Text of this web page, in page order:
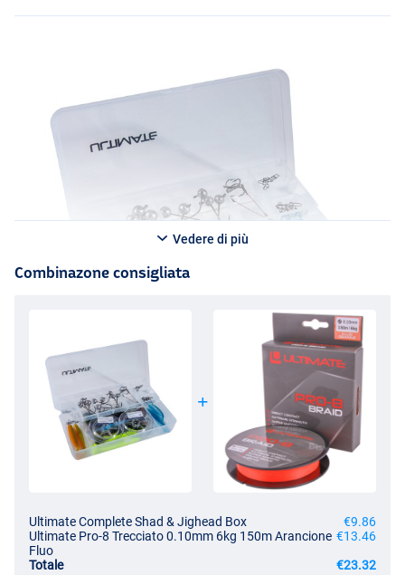
Vedere di più
Combinazone consigliata
Ultimate Complete Shad & Jighead Box
€9.86
Ultimate Pro-8 Trecciato 0.10mm 6kg 150m Arancione
Fluo
€13.46
Totale
€23.32